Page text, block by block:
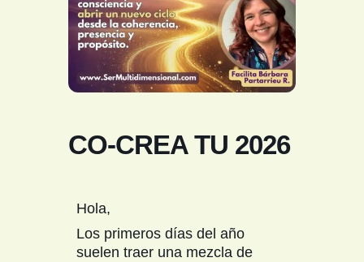
CO-CREA TU 2026
Hola,
Los primeros días del año
suelen traer una mezcla de